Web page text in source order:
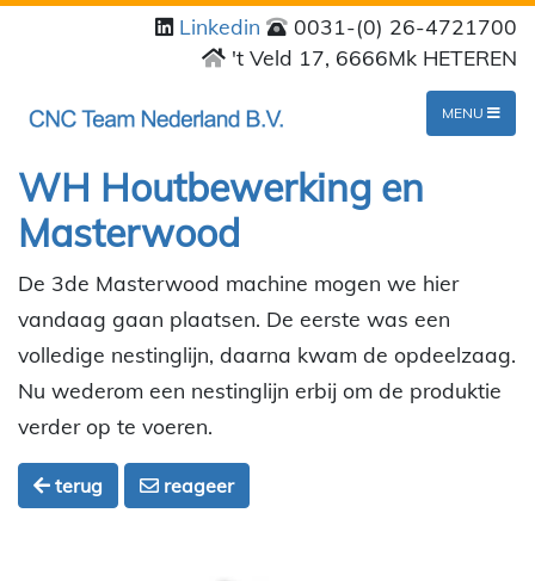
Linkedin
0031-(0) 26-4721700
't Veld 17, 6666Mk HETEREN
MENU
WH Houtbewerking en
Masterwood
De 3de Masterwood machine mogen we hier
vandaag gaan plaatsen. De eerste was een
volledige nestinglijn, daarna kwam de opdeelzaag.
Nu wederom een nestinglijn erbij om de produktie
verder op te voeren.
terug reageer